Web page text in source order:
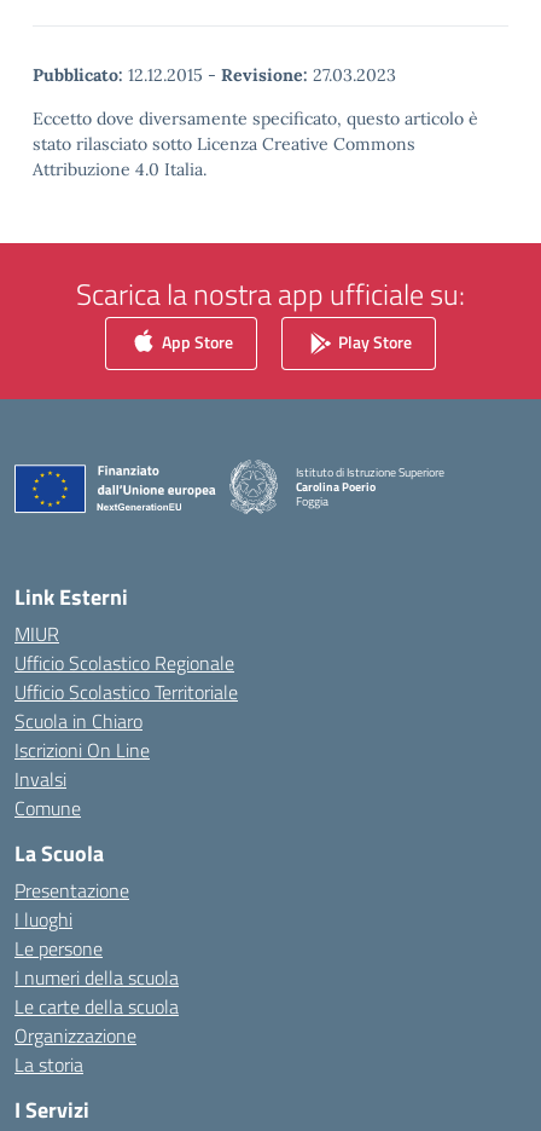
Pubblicato: 12.12.2015 - Revisione: 27.03.2023
Eccetto dove diversamente specificato, questo articolo è
stato rilasciato sotto Licenza Creative Commons
Attribuzione 4.0 Italia.
Scarica la nostra app ufficiale su:
App Store Play Store
Istituto di Istruzione Superiore
Carolina Poerio
Foggia
— Visita la pagina iniziale della scuola
Link Esterni
MIUR
Ufficio Scolastico Regionale
Ufficio Scolastico Territoriale
Scuola in Chiaro
Iscrizioni On Line
Invalsi
Comune
La Scuola
Presentazione
I luoghi
Le persone
I numeri della scuola
Le carte della scuola
Organizzazione
La storia
I Servizi